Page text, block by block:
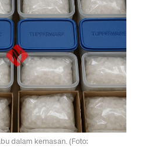
dalam kemasan. (Foto: